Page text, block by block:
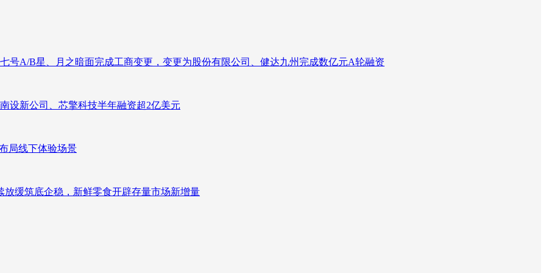
号A/B星、月之暗面完成工商变更，变更为股份有限公司、健达九州完成数亿元A轮融资
设新公司、芯擎科技半年融资超2亿美元
局线下体验场景
缓筑底企稳，新鲜零食开辟存量市场新增量